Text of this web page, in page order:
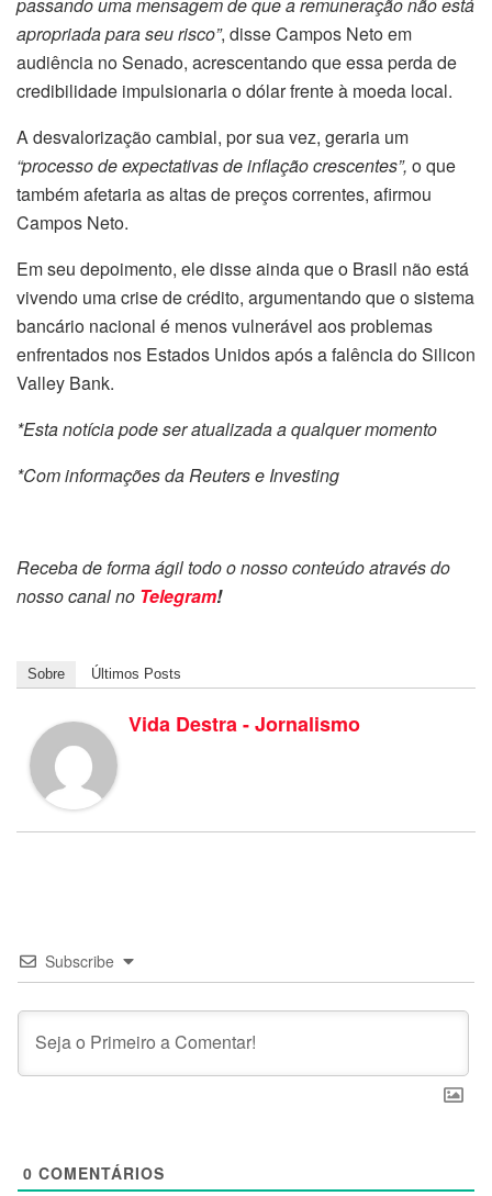
passando uma mensagem de que a remuneração não está
apropriada para seu risco”, disse Campos Neto em
audiência no Senado, acrescentando que essa perda de
credibilidade impulsionaria odólarfrente à moeda local.
A desvalorização cambial, por sua vez, geraria um
“processo de expectativas de inflação crescentes”, o que
também afetaria as altas de preços correntes, afirmou
Campos Neto.
Em seu depoimento, ele disse ainda que o Brasil não está
vivendo uma crise de crédito, argumentando que o sistema
bancário nacional é menos vulnerável aos problemas
enfrentados nos Estados Unidos após a falência do Silicon
Valley Bank.
*Esta notícia pode ser atualizada a qualquer momento
*Com informações da Reuters e Investing
Receba de forma ágil todo o nosso conteúdo através do
nosso canal no Telegram!
Sobre Últimos Posts
Vida Destra - Jornalismo
Subscribe
0 COMENTÁRIOS